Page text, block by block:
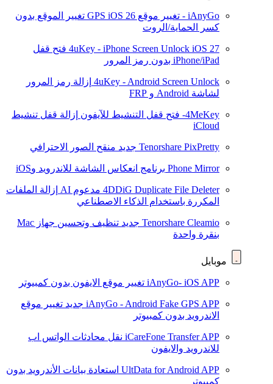
iAnyGo - تغيير موقع GPS iOS 26
تغيير الموقع بدون
كسر الحماية/الروت
4uKey - iPhone Screen Unlock iOS 27
فتح قفل
iPhone/iPad بدون رمز المرور
4uKey - Android Screen Unlock إزالة رمز المرور
لشاشة Android و FRP
4MeKey- فتح قفل التنشيط للآيفون
إزالة قفل تنشيط
iCloud
Tenorshare PixPretty جديد منقح الصور الاحترافي
Phone Mirror برنامج انعكاس الشاشة للاندرويد وiOS
4DDiG Duplicate File Deleter مدعوم AI
إزالة الملفات
المكررة باستخدام الذكاء الاصطناعي
Tenorshare Cleamio جديد
تنظيف وتحسين جهاز Mac
بنقرة واحدة
موبايل
iAnyGo- iOS APP تغيير موقع الايفون بدون كمبيوتر
iAnyGo - Android Fake GPS APP جديد تغيير موقع
الاندرويد بدون كمبيوتر
iCareFone Transfer APP نقل محادثات الواتس اب
للاندرويد والايفون
UltData for Android APP استعادة بيانات الأندرويد بدون
كمبيوتر